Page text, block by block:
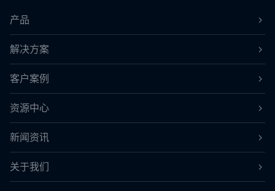
产品
解决方案
客户案例
资源中心
新闻资讯
关于我们